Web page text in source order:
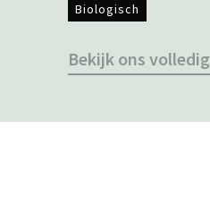
Biologisch
Bekijk ons